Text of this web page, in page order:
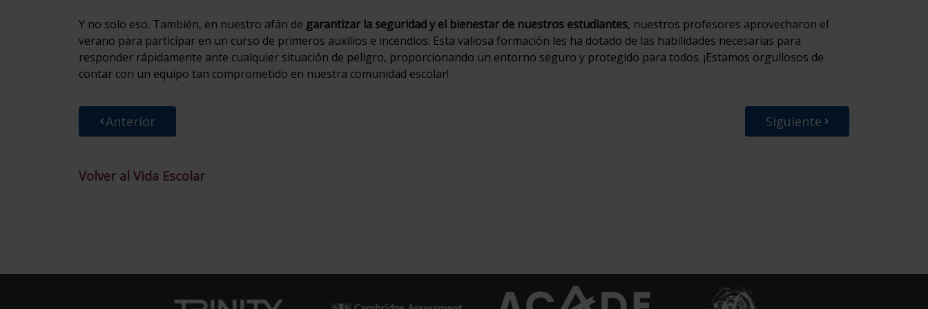
Y no solo eso. También, en nuestro afán de garantizar la seguridad y el bienestar de nuestros estudiantes, nuestros profesores aprovecharon el
verano para participar en un curso de primeros auxilios e incendios. Esta valiosa formación les ha dotado de las habilidades necesarias para
responder rápidamente ante cualquier situación de peligro, proporcionando un entorno seguro y protegido para todos. ¡Estamos orgullosos de
contar con un equipo tan comprometido en nuestra comunidad escolar!
Anterior Siguiente
Volver al Vida Escolar